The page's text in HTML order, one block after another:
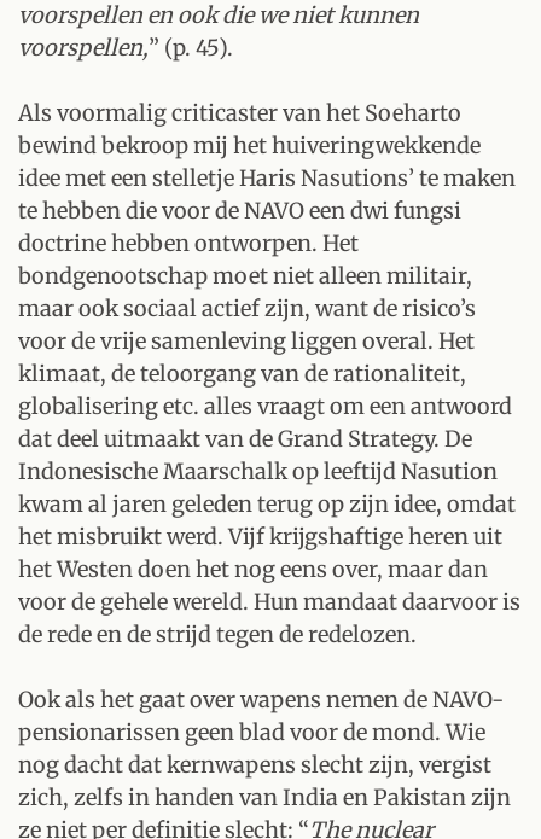
voorspellen en ook die we niet kunnen
voorspellen,” (p. 45).
Als voormalig criticaster van het Soeharto
bewind bekroop mij het huiveringwekkende
idee met een stelletje Haris Nasutions’ te maken
te hebben die voor de NAVO een dwi fungsi
doctrine hebben ontworpen. Het
bondgenootschap moet niet alleen militair,
maar ook sociaal actief zijn, want de risico’s
voor de vrije samenleving liggen overal. Het
klimaat, de teloorgang van de rationaliteit,
globalisering etc. alles vraagt om een antwoord
dat deel uitmaakt van de Grand Strategy. De
Indonesische Maarschalk op leeftijd Nasution
kwam al jaren geleden terug op zijn idee, omdat
het misbruikt werd. Vijf krijgshaftige heren uit
het Westen doen het nog eens over, maar dan
voor de gehele wereld. Hun mandaat daarvoor is
de rede en de strijd tegen de redelozen.
Ook als het gaat over wapens nemen de NAVO-
pensionarissen geen blad voor de mond. Wie
nog dacht dat kernwapens slecht zijn, vergist
zich, zelfs in handen van India en Pakistan zijn
ze niet per definitie slecht: “The nuclear